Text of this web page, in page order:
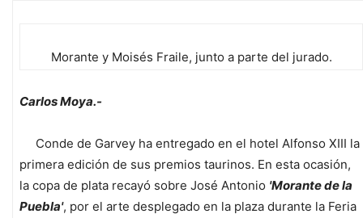
Morante y Moisés Fraile, junto a parte del jurado.
Carlos Moya.-
Conde de Garvey ha entregado en el hotel Alfonso XIII la
primera edición de sus premios taurinos. En esta ocasión,
la copa de plata recayó sobre José Antonio 'Morante de la
Puebla', por el arte desplegado en la plaza durante la Feria